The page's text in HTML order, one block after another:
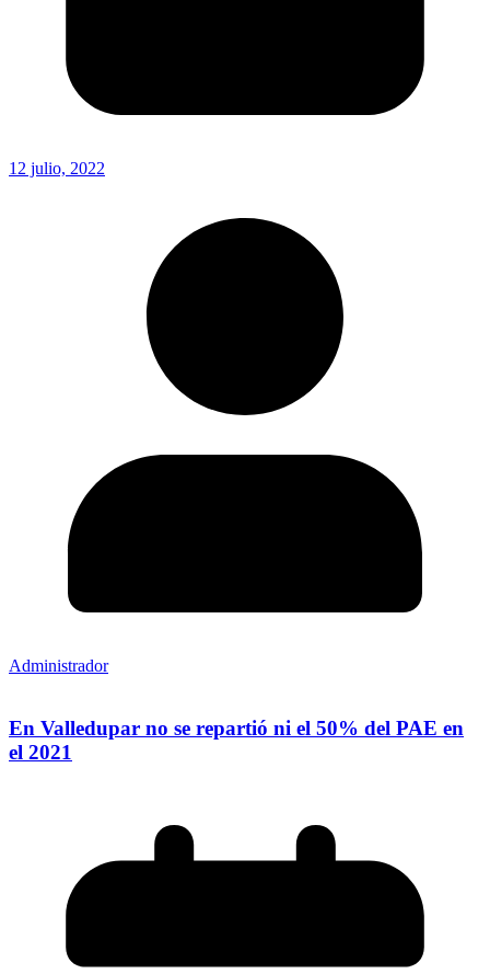
12 julio, 2022
Administrador
En Valledupar no se repartió ni el 50% del PAE en
el 2021